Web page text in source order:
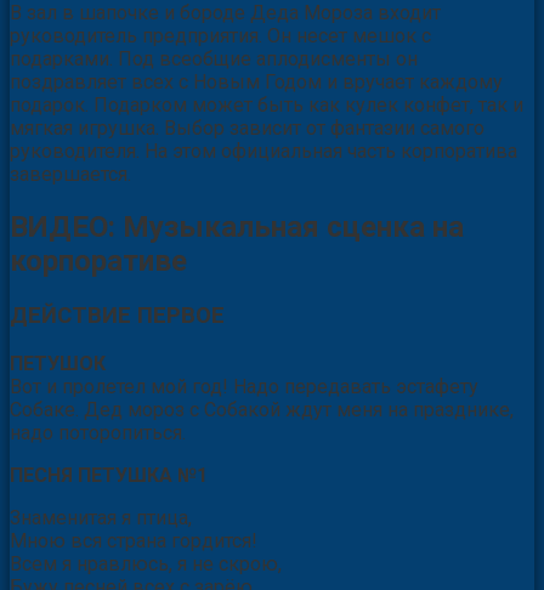
В зал в шапочке и бороде Деда Мороза входит
руководитель предприятия. Он несет мешок с
подарками. Под всеобщие аплодисменты он
поздравляет всех с Новым Годом и вручает каждому
подарок. Подарком может быть как кулек конфет, так и
мягкая игрушка. Выбор зависит от фантазии самого
руководителя. На этом официальная часть корпоратива
завершается.
ВИДЕО: Музыкальная сценка на
корпоративе
ДЕЙСТВИЕ ПЕРВОЕ
ПЕТУШОК
Вот и пролетел мой год! Надо передавать эстафету
Собаке. Дед мороз с Собакой ждут меня на празднике,
надо поторопиться.
ПЕСНЯ ПЕТУШКА №1
Знаменитая я птица,
Мною вся страна гордится!
Всем я нравлюсь, я не скрою,